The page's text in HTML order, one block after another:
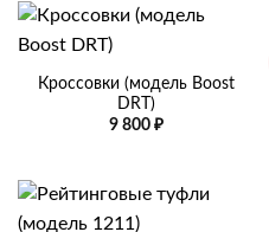
Кроссовки (модель Boost
DRT)
9 800 ₽